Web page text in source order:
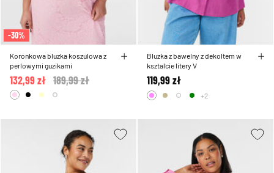
-30%
Koronkowa bluzka koszulowa z
perlowymi guzikami
Price reduced from
189,99 zł
132,99 zł
Bluzka z bawelny z dekoltem w
ksztalcie litery V
119,99 zł
+2